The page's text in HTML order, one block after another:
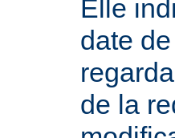
Elle
date
de la